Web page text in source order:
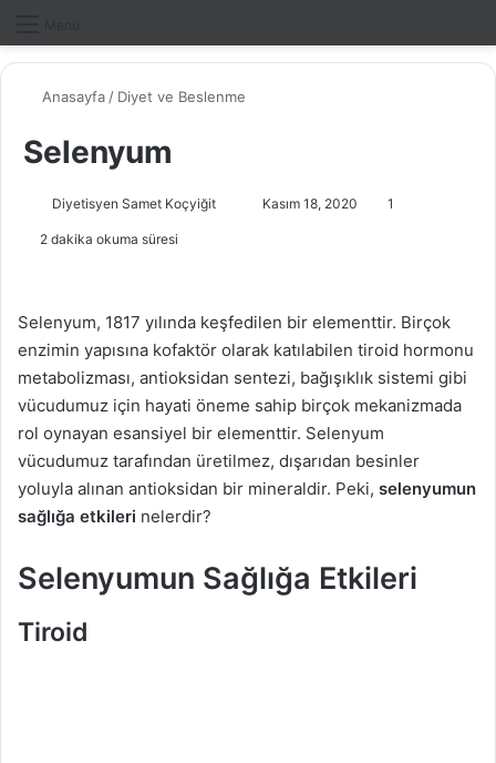
Anasayfa / Diyet ve Beslenme
Selenyum
Diyetisyen Samet Koçyiğit
s
t
a
g
ö
e
Kasım 18, 2020 1
2 dakika okuma süresi
Selenyum, 1817 yılında keşfedilen bir elementtir. Birçok
enzimin yapısına kofaktör olarak katılabilen tiroid hormonu
metabolizması, antioksidan sentezi, bağışıklık sistemi gibi
vücudumuz için hayati öneme sahip birçok mekanizmada
rol oynayan esansiyel bir elementtir. Selenyum
vücudumuz tarafından üretilmez, dışarıdan besinler
yoluyla alınan antioksidan bir mineraldir. Peki, selenyumun
sağlığa etkileri nelerdir?
Selenyumun Sağlığa Etkileri
Tiroid